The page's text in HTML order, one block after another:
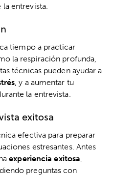
entrevista.
tiempo a practicar
la respiración profunda,
técnicas pueden ayudar a
, y a aumentar tu
la entrevista.
exitosa
efectiva para preparar
estresantes. Antes
experiencia exitosa,
preguntas con